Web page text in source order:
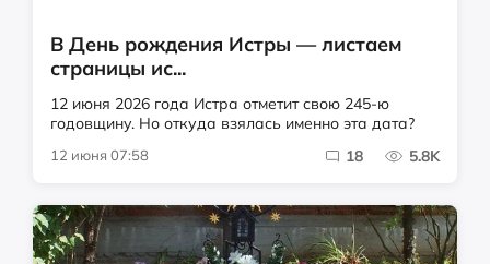
В День рождения Истры — листаем
страницы ис...
12 июня 2026 года Истра отметит свою 245-ю
годовщину. Но откуда взялась именно эта дата?
12 июня 07:58 18 5.8K